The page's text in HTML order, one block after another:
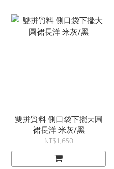
雙拼質料 側口袋下擺大圓
裙長洋 米灰/黑
NT$1,650